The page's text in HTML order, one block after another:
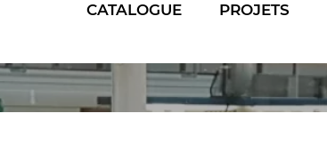
CATALOGUE PROJETS